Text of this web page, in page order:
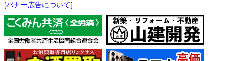
[バナー広告について]